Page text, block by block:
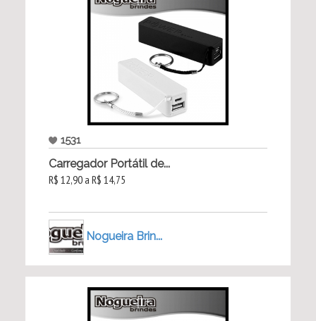
1531
Carregador Portátil de...
R$ 12,90 a R$ 14,75
Nogueira Brin...